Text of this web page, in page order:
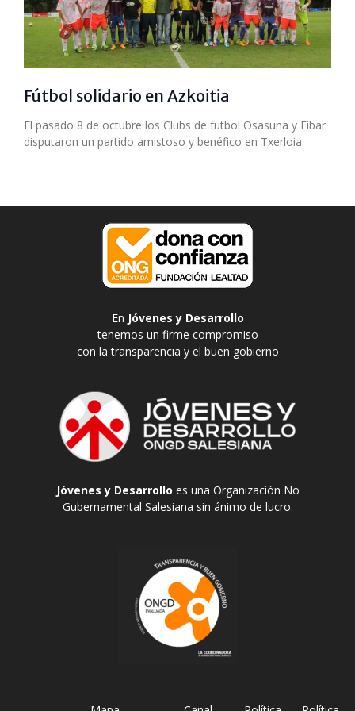
Fútbol solidario en Azkoitia
El pasado 8 de octubre los Clubs de futbol Osasuna y Eibar
disputaron un partido amistoso y benéfico en Txerloia
En Jóvenes y Desarrollo
tenemos un firme compromiso
con la transparencia y el buen gobierno
Jóvenes y Desarrollo es una Organización No
Gubernamental Salesiana sin ánimo de lucro.